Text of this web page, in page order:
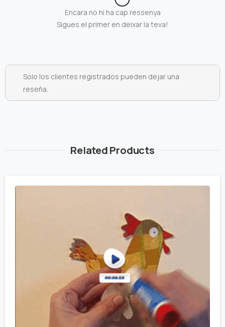
Encara no hi ha cap ressenya
Sigues el primer en deixar la teva!
Solo los clientes registrados pueden dejar una
reseña.
Related Products